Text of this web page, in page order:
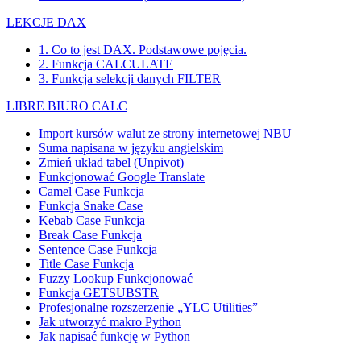
LEKCJE DAX
1. Co to jest DAX. Podstawowe pojęcia.
2. Funkcja CALCULATE
3. Funkcja selekcji danych FILTER
LIBRE BIURO CALC
Import kursów walut ze strony internetowej NBU
Suma napisana w języku angielskim
Zmień układ tabel (Unpivot)
Funkcjonować Google Translate
Camel Case Funkcja
Funkcja Snake Case
Kebab Case Funkcja
Break Case Funkcja
Sentence Case Funkcja
Title Case Funkcja
Fuzzy Lookup Funkcjonować
Funkcja GETSUBSTR
Profesjonalne rozszerzenie „YLC Utilities”
Jak utworzyć makro Python
Jak napisać funkcję w Python